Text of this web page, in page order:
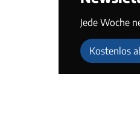
Jede Woche
Kostenlos